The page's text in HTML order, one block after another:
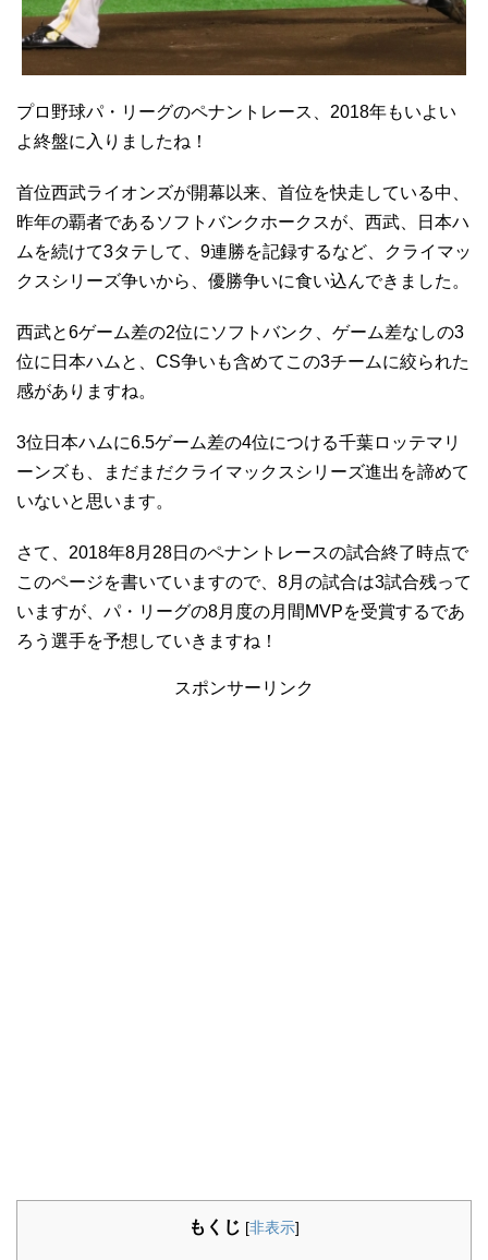
プロ野球パ・リーグのペナントレース、2018年もいよい
よ終盤に入りましたね！
首位西武ライオンズが開幕以来、首位を快走している中、
昨年の覇者であるソフトバンクホークスが、西武、日本ハ
ムを続けて3タテして、9連勝を記録するなど、クライマッ
クスシリーズ争いから、優勝争いに食い込んできました。
西武と6ゲーム差の2位にソフトバンク、ゲーム差なしの3
位に日本ハムと、CS争いも含めてこの3チームに絞られた
感がありますね。
3位日本ハムに6.5ゲーム差の4位につける千葉ロッテマリ
ーンズも、まだまだクライマックスシリーズ進出を諦めて
いないと思います。
さて、2018年8月28日のペナントレースの試合終了時点で
このページを書いていますので、8月の試合は3試合残って
いますが、パ・リーグの8月度の月間MVPを受賞するであ
ろう選手を予想していきますね！
スポンサーリンク
もくじ [非表示]